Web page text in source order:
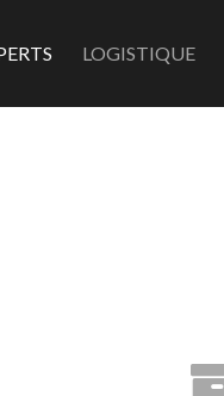
LOGISTIQUE